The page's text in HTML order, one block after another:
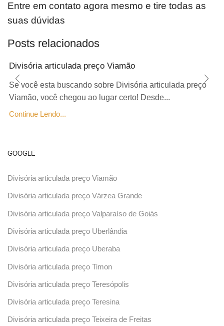
Entre em contato agora mesmo e tire todas as
suas dúvidas
Posts relacionados
Divisória articulada preço Viamão
Se você esta buscando sobre Divisória articulada preço
Viamão, você chegou ao lugar certo! Desde...
Continue Lendo...
GOOGLE
Divisória articulada preço Viamão
Divisória articulada preço Várzea Grande
Divisória articulada preço Valparaíso de Goiás
Divisória articulada preço Uberlândia
Divisória articulada preço Uberaba
Divisória articulada preço Timon
Divisória articulada preço Teresópolis
Divisória articulada preço Teresina
Divisória articulada preço Teixeira de Freitas